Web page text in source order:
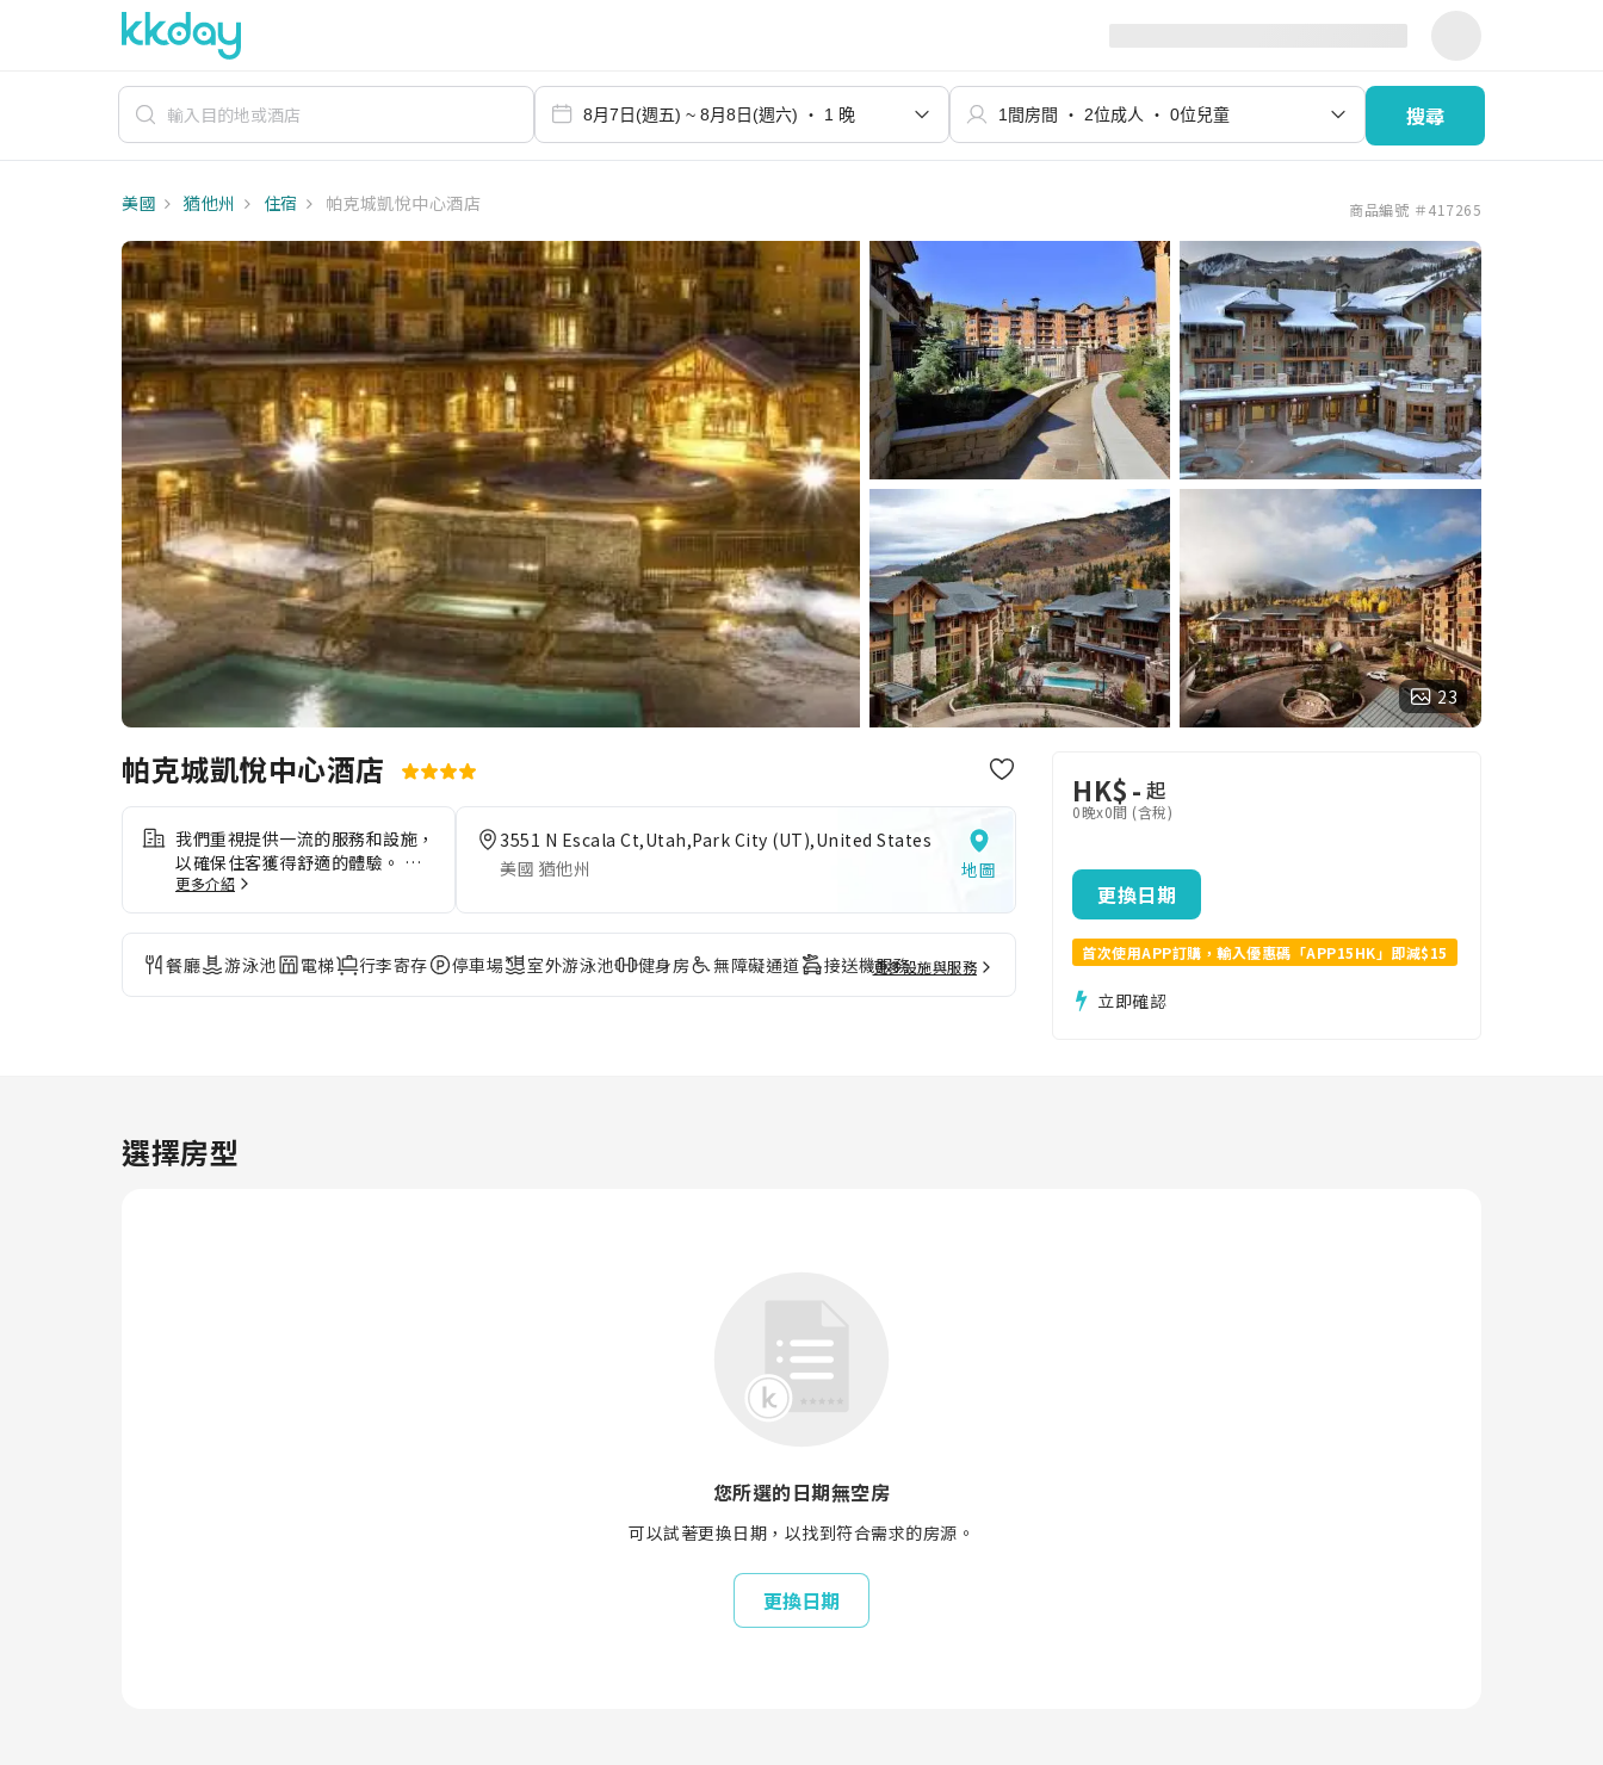
搜尋
美國 猶他州 住宿 帕克城凱悅中心酒店 商品編號 ＃417265
23
帕克城凱悅中心酒店
我們重視提供一流的服務和設施，
以確保住客獲得舒適的體驗。 預
訂住宿的交通服務，方便安排往返
機場的行程。開車抵達時，請利用
住宿內方便的泊車設施。透過禮賓
服務等前台設施隨時獲取所需支
援。長期住客或有需要的客人可使
體驗。 為了讓你享受更舒適的住
宿體驗，部分客房配有空調或床單
更多介紹
3551 N Escala Ct,Utah,Park City (UT),United States
美國 猶他州
地圖
餐廳 游泳池 電梯 行李寄存 停車場 室外游泳池 健身房 無障礙通道 接送機服務更多設施與服務
HK$- 起
0晚x0間 (含稅)
更換日期
首次使用APP訂購，輸入優惠碼「APP15HK」即減$15
立即確認
選擇房型
您所選的日期無空房
可以試著更換日期，以找到符合需求的房源。
更換日期